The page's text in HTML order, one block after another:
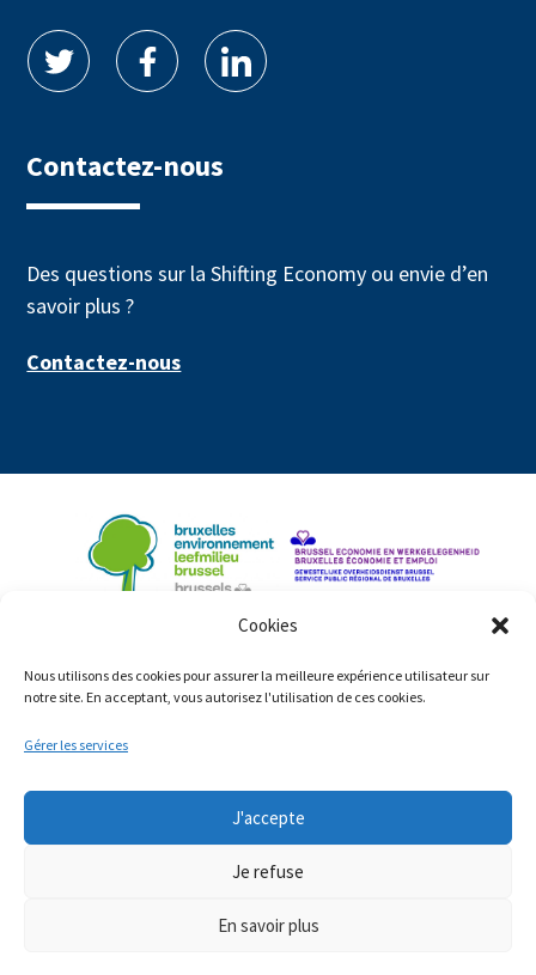
Cookies
Nous utilisons des cookies pour assurer la meilleure expérience utilisateur sur
notre site. En acceptant, vous autorisez l'utilisation de ces cookies.
Gérer les services
J'accepte
Je refuse
En savoir plus
Contactez-nous
Des questions sur la Shifting Economy ou envie d’en
savoir plus ?
Contactez-nous
© Copyright 2023: ShiftingEconomy.brussels
Déclaration d’accessibilité